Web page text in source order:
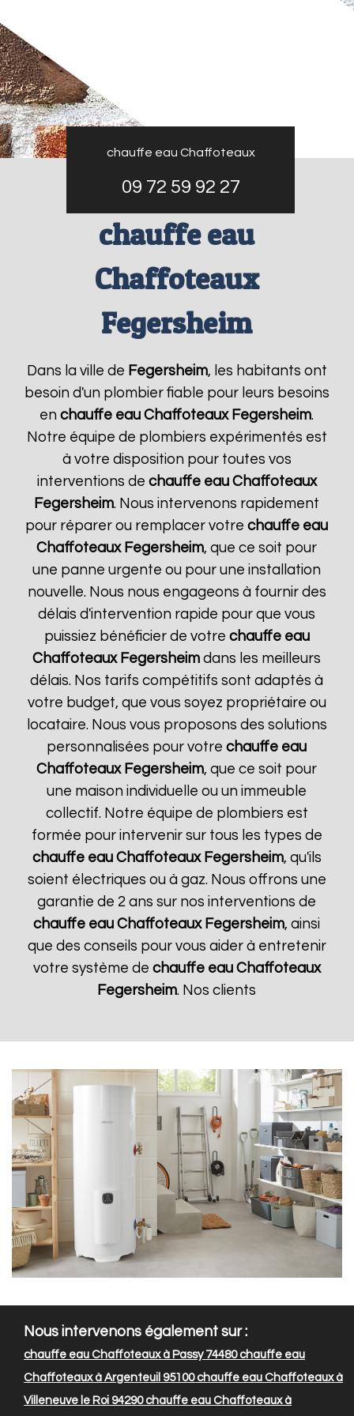
chauffe eau Chaffoteaux
09 72 59 92 27
chauffe eau
Chaffoteaux
Fegersheim
Dans la ville de Fegersheim, les habitants ont
besoin d'un plombier fiable pour leurs besoins
enchauffe eau Chaffoteaux Fegersheim.
Notre équipe de plombiers expérimentés est
à votre disposition pour toutes vos
interventions de chauffe eau Chaffoteaux
Fegersheim. Nous intervenons rapidement
pour réparer ou remplacer votrechauffe eau
Chaffoteaux Fegersheim, que ce soit pour
une panne urgente ou pour une installation
nouvelle. Nous nous engageons à fournir des
délais d'intervention rapide pour que vous
puissiez bénéficier de votre chauffe eau
Chaffoteaux Fegersheim dans les meilleurs
délais. Nos tarifs compétitifs sont adaptés à
votre budget, que vous soyez propriétaire ou
locataire. Nous vous proposons des solutions
personnalisées pour votrechauffe eau
Chaffoteaux Fegersheim, que ce soit pour
une maison individuelle ou un immeuble
collectif. Notre équipe de plombiers est
formée pour intervenir sur tous les types de
chauffe eau Chaffoteaux Fegersheim, qu'ils
soient électriques ou à gaz. Nous offrons une
garantie de 2 ans sur nos interventions de
chauffe eau Chaffoteaux Fegersheim, ainsi
que des conseils pour vous aider à entretenir
votre système de chauffe eau Chaffoteaux
Fegersheim. Nos clients
Nous intervenons également sur :
chauffe eau Chaffoteaux à Passy 74480chauffe eau
Chaffoteaux à Argenteuil 95100chauffe eau Chaffoteaux à
Villeneuve le Roi 94290chauffe eau Chaffoteaux à